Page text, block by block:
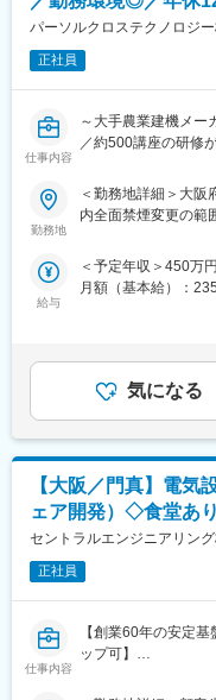
ます。
変更の範囲：会社の
行っております。現
械・電気設計を中心
トからの要望増加に
立て求人を出してお
当社の特徴は、「多
で大きな成果を発
ちしております。
パーソルクロステクノロジ
正社員
仕事内容
～大手農業建機メー
／約500講座の研修
す～
＜担当回路種類＞
設計、評価
＜ツール＞
CR-5000、CR-8000
ジタルマルチメータ
＜英語使用＞
有…ビジネス会話、
大手農業建機メーカ
（1）個人のキャリ
ロセス
勤務地
＜勤務地詳細＞大阪
内全面禁煙変更の範
給与
＜予定年収＞450万
月額（基本給）：
昇格：年1回（4月
はあくまでも目安
あります。月給(月額
気になる
【大阪／門真】電気
ェア開発）◇食堂あ
セントラルエンジニアリン
正社員
仕事内容
【創業60年の安定
ップ可】
■業務内容：